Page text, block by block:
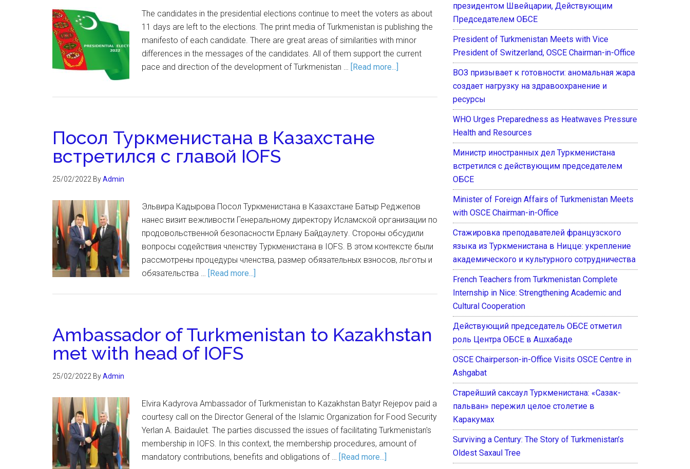
The candidates in the presidential elections continue to meet the voters as about
11 days are left to the elections. The print media of Turkmenistan is publishing the
manifesto of each candidate. There are great areas of similarities with minor
differences in the messages of the candidates. All of them support the current
pace and direction of the development of Turkmenistan … [Read more...]
Посол Туркменистана в Казахстане
встретился с главой IOFS
25/02/2022 ByAdmin
Эльвира Кадырова Посол Туркменистана в Казахстане Батыр Реджепов
нанес визит вежливости Генеральному директору Исламской организации по
продовольственной безопасности Ерлану Байдаулету. Стороны обсудили
вопросы содействия членству Туркменистана в IOFS. В этом контексте были
рассмотрены процедуры членства, размер обязательных взносов, льготы и
обязательства … [Read more...]
Ambassador of Turkmenistan to Kazakhstan
met with head of IOFS
25/02/2022 ByAdmin
Elvira Kadyrova Ambassador of Turkmenistan to Kazakhstan Batyr Rejepov paid a
courtesy call on the Director General of the Islamic Organization for Food Security
Yerlan A. Baidaulet. The parties discussed the issues of facilitating Turkmenistan's
membership in IOFS. In this context, the membership procedures, amount of
mandatory contributions, benefits and obligations of … [Read more...]
президентом Швейцарии, Действующим
Председателем ОБСЕ
President of Turkmenistan Meets with Vice
President of Switzerland, OSCE Chairman-in-Office
ВОЗ призывает к готовности: аномальная жара
создает нагрузку на здравоохранение и
ресурсы
WHO Urges Preparedness as Heatwaves Pressure
Health and Resources
Министр иностранных дел Туркменистана
встретился с действующим председателем
ОБСЕ
Minister of Foreign Affairs of Turkmenistan Meets
with OSCE Chairman-in-Office
Стажировка преподавателей французского
языка из Туркменистана в Ницце: укрепление
академического и культурного сотрудничества
French Teachers from Turkmenistan Complete
Internship in Nice: Strengthening Academic and
Cultural Cooperation
Действующий председатель ОБСЕ отметил
роль Центра ОБСЕ в Ашхабаде
OSCE Chairperson-in-Office Visits OSCE Centre in
Ashgabat
Старейший саксаул Туркменистана: «Сазак-
пальван» пережил целое столетие в
Каракумах
Surviving a Century: The Story of Turkmenistan’s
Oldest Saxaul Tree